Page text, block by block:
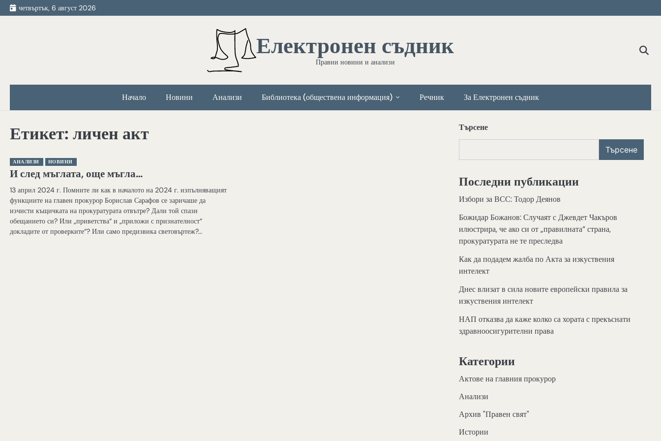
Skip
to
четвъртък, 6 август 2026
Електронен съдник
Правни новини и анализи
Начало Новини Анализи Библиотека (обществена информация) Речник За Електронен съдник
Етикет: личен акт
АНАЛИЗИ НОВИНИ
И след мъглата, още мъгла…
13 април 2024 г. Помните ли как в началото на 2024 г. изпълняващият
функциите на главен прокурор Борислав Сарафов се заричаше да
изчисти къщичката на прокуратурата отвътре? Дали той спази
обещанието си? Или „приветства“ и „приложи с признателност“
докладите от проверките“? Или само предизвика световъртеж?…
Търсене
Търсене
Последни публикации
Избори за ВСС: Тодор Деянов
Божидар Божанов: Случаят с Джевдет Чакъров
илюстрира, че ако си от „правилната“ страна,
прокуратурата не те преследва
Как да подадем жалба по Акта за изкуствения
интелект
Днес влизат в сила новите европейски правила за
изкуствения интелект
НАП отказва да каже колко са хората с прекъснати
здравноосигурителни права
Категории
Актове на главния прокурор
Анализи
Архив "Правен свят"
Истории